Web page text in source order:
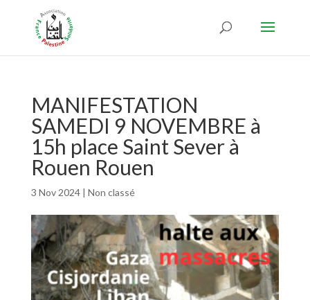
MANIFESTATION
SAMEDI 9 NOVEMBRE à
15h place Saint Sever à
Rouen Rouen
3 Nov 2024| Non classé